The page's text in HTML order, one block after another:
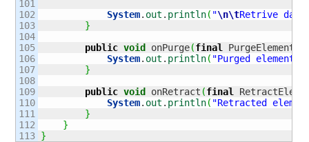
101
102
103
104
105
106
107
108
109
110
111
112
System. out . println( "\n\tRetrive
}
public void onPurge(final
PurgeElement
System. out . println( "Purged element:
}
public void onRetract (final
System. out . println( "Retracted
}
}
}